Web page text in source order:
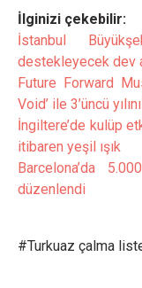
İlginizi çekebilir:
İstanbul
destekleyecek dev
Future Forward
Void’ ile 3’üncü
İngiltere’de kulüp
itibaren yeşil ışık
Barcelona’da
düzenlendi
#Turkuaz çalma